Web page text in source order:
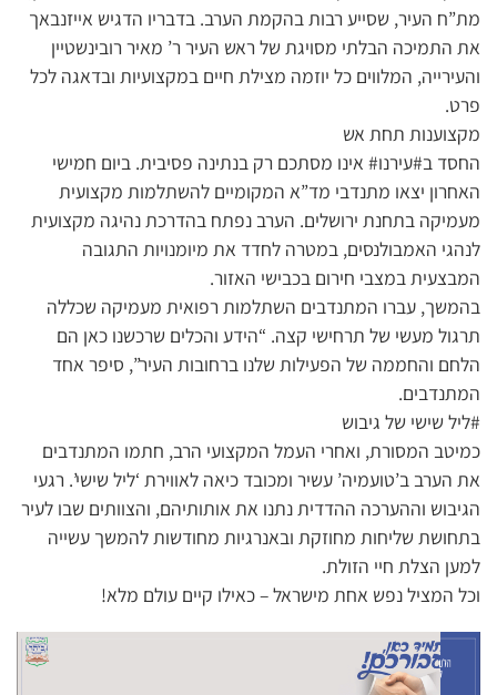
מת”ח העיר, שסייע רבות בהקמת הערב. בדבריו הדגיש אייזנבאך
את התמיכה הבלתי מסויגת של ראש העיר ר’ מאיר רובינשטיין
והעירייה, המלווים כל יוזמה מצילת חיים במקצועיות ובדאגה לכל
פרט.
מקצוענות תחת אש
החסד ב#עירנו# אינו מסתכם רק בנתינה פסיבית. ביום חמישי
האחרון יצאו מתנדבי מד”א המקומיים להשתלמות מקצועית
מעמיקה בתחנת ירושלים. הערב נפתח בהדרכת נהיגה מקצועית
לנהגי האמבולנסים, במטרה לחדד את מיומנויות התגובה
המבצעית במצבי חירום בכבישי האזור.
בהמשך, עברו המתנדבים השתלמות רפואית מעמיקה שכללה
תרגול מעשי של תרחישי קצה. “הידע והכלים שרכשנו כאן הם
הלחם והחממה של הפעילות שלנו ברחובות העיר”, סיפר אחד
המתנדבים.
#ליל שישי של גיבוש
כמיטב המסורת, ואחרי העמל המקצועי הרב, חתמו המתנדבים
את הערב ב’טועמיה’ עשיר ומכובד כיאה לאווירת ‘ליל שישי’. רגעי
הגיבוש וההערכה ההדדית נתנו את אותותיהם, והצוותים שבו לעיר
בתחושת שליחות מחוזקת ובאנרגיות מחודשות להמשך עשייה
למען הצלת חיי הזולת.
וכל המציל נפש אחת מישראל – כאילו קיים עולם מלא!